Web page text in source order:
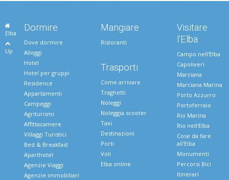
Elba
Up
Dormire
Dove dormire
Alloggi
Hotel
Hotel per gruppi
Residence
Appartamenti
Campeggi
Agriturismi
Affittacamere
Villaggi Turistici
Bed & Breakfast
Aparthotel
Agenzie Viaggi
Agenzie immobiliari
Mangiare
Ristoranti
Trasporti
Come arrivare
Traghetti
Noleggi
Noleggia scooter
Taxi
Destinazioni
Porti
Voli
Elba online
Visitare
l'Elba
Campo nell'Elba
Capoliveri
Marciana
Marciana Marina
Porto Azzurro
Portoferraio
Rio Marina
Rio nell'Elba
Cose da fare
all'Elba
Monumenti
Percorsi Bici
Itinerari